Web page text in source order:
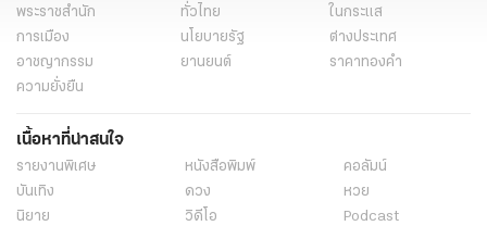
พระราชสำนัก ทั่วไทย
ในกระแส
การเมือง
นโยบายรัฐ
ต่างประเทศ
อาชญากรรม
ยานยนต์
ราคาทองคำ
ความยั่งยืน
เนื้อหาที่น่าสนใจ
รายงานพิเศษ หนังสือพิมพ์
คอลัมน์
บันเทิง
ดวง
หวย
นิยาย
วิดีโอ
Podcast